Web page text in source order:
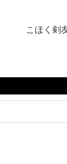
こほく剣